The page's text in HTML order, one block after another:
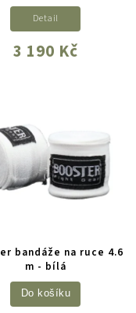
3 190 Kč
Detail
bandáže na ruce 4.6
m - bílá
Do košíku